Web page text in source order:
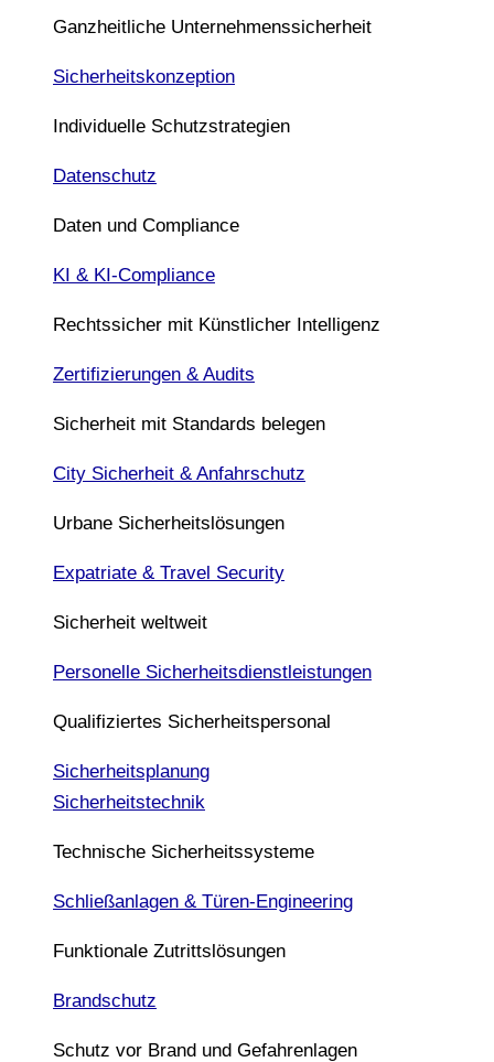
Ganzheitliche Unternehmenssicherheit
Sicherheitskonzeption
Individuelle Schutzstrategien
Datenschutz
Daten und Compliance
KI & KI-Compliance
Rechtssicher mit Künstlicher Intelligenz
Zertifizierungen & Audits
Sicherheit mit Standards belegen
City Sicherheit & Anfahrschutz
Urbane Sicherheitslösungen
Expatriate & Travel Security
Sicherheit weltweit
Personelle Sicherheitsdienstleistungen
Qualifiziertes Sicherheitspersonal
Sicherheitsplanung
Sicherheitstechnik
Technische Sicherheitssysteme
Schließanlagen & Türen-Engineering
Funktionale Zutrittslösungen
Brandschutz
Schutz vor Brand und Gefahrenlagen